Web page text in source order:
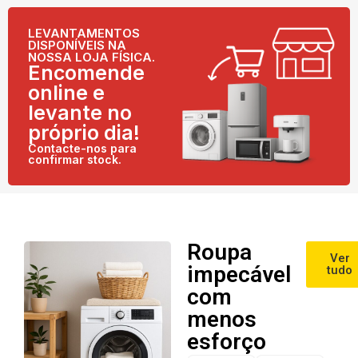
LEVANTAMENTOS
DISPONÍVEIS NA
NOSSA LOJA FÍSICA.
Encomende
online e
levante no
próprio dia!
Contacte-nos para
confirmar stock.
Roupa
impecável
com
menos
esforço
Ver
tudo